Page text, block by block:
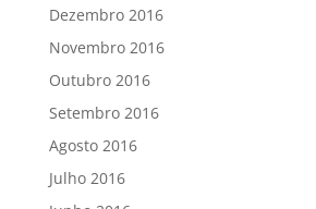
Dezembro 2016
Novembro 2016
Outubro 2016
Setembro 2016
Agosto 2016
Julho 2016